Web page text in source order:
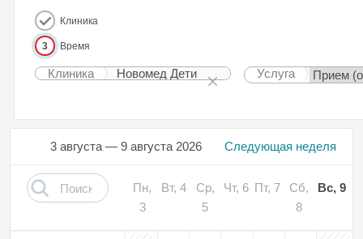
Клиника
3 Время
Клиника Новомед Дети Услуга
Следующая неделя
3 августа — 9 августа 2026
Пн,
3
Вт, 4
Ср,
5
Чт, 6 Пт, 7
Сб,
8
Вс, 9